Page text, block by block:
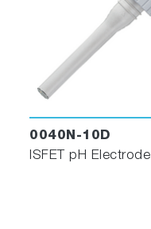
0040N-10D
ISFET pH Electrode